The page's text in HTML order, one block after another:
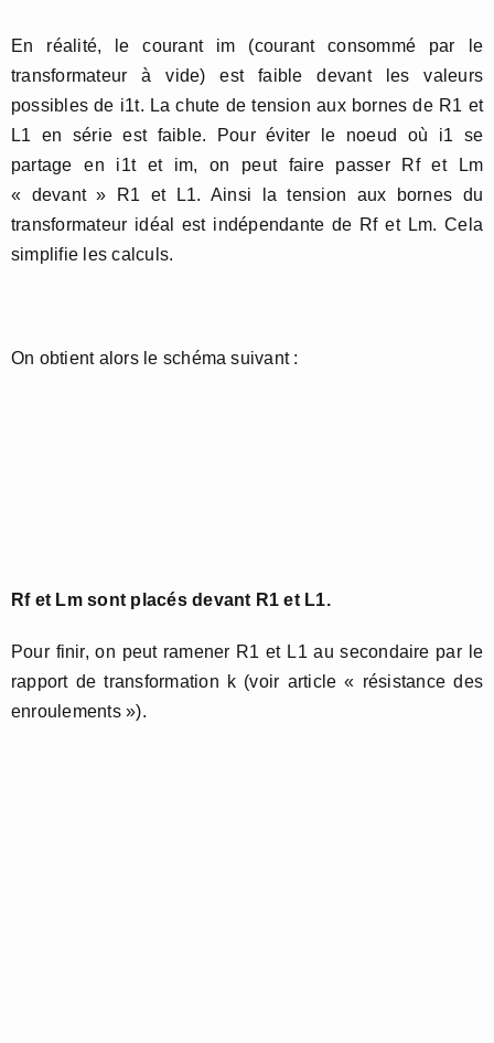
En réalité, le courant im (courant consommé par le
transformateur à vide) est faible devant les valeurs
possibles de i1t. La chute de tension aux bornes de R1 et
L1 en série est faible. Pour éviter le noeud où i1 se
partage en i1t et im, on peut faire passer Rf et Lm
« devant » R1 et L1. Ainsi la tension aux bornes du
transformateur idéal est indépendante de Rf et Lm. Cela
simplifie les calculs.
On obtient alors le schéma suivant :
Rf et Lm sont placés devant R1 et L1.
Pour finir, on peut ramener R1 et L1 au secondaire par le
rapport de transformation k (voir article « résistance des
enroulements »).